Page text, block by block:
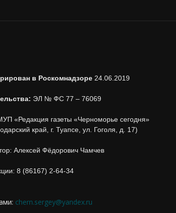
в Роскомнадзоре 24.06.2019
ЭЛ № ФС 77 – 76069
«Редакция газеты «Черноморье сегодня»
край, г. Туапсе, ул. Гоголя, д. 17)
Алексей Фёдорович Чамчев
8 (86167) 2-64-34
chern.sergey@yandex.ru